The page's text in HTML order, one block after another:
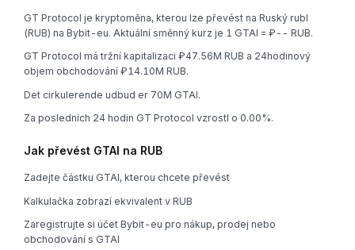
GT Protocol je kryptoměna, kterou lze převést na Ruský rubl
(RUB) na Bybit-eu. Aktuální směnný kurz je 1 GTAI = ₽-- RUB.
GT Protocol má tržní kapitalizaci ₽47.56M RUB a 24hodinový
objem obchodování ₽14.10M RUB.
Det cirkulerende udbud er 70M GTAI.
Za posledních 24 hodin GT Protocol vzrostl o 0.00%.
Jak převést GTAI na RUB
Zadejte částku GTAI, kterou chcete převést
Kalkulačka zobrazí ekvivalent v RUB
Zaregistrujte si účet Bybit-eu pro nákup, prodej nebo
obchodování s GTAI